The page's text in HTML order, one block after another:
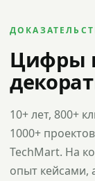
Цифры
10+ лет, 800+
1000+
TechMart. На
опыт кейсами,